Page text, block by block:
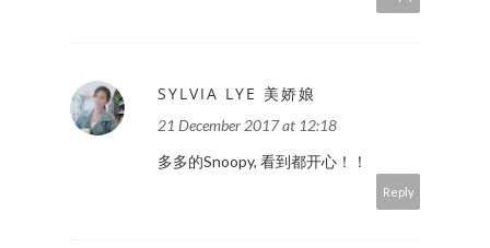
SYLVIA LYE 美娇娘
21 December 2017 at 12:18
多多的Snoopy, 看到都开心！！
Reply